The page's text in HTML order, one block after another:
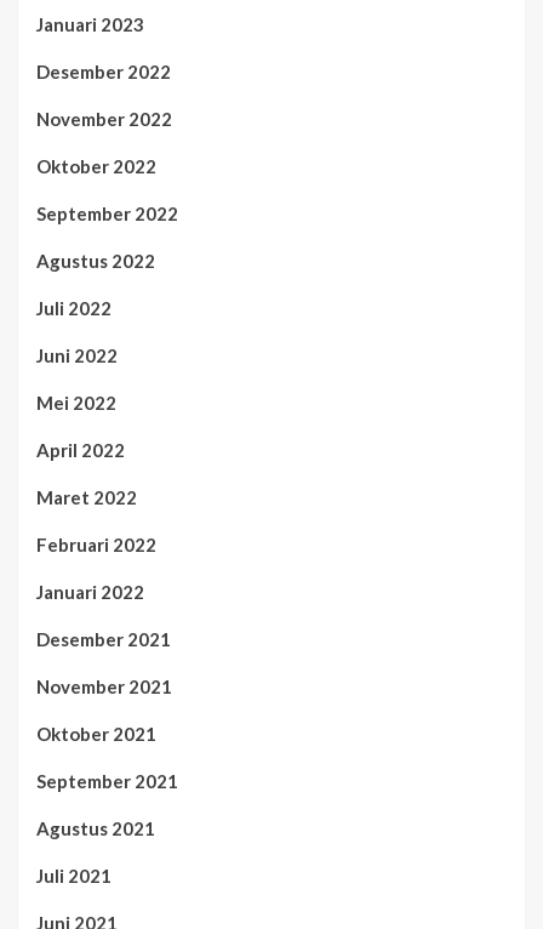
Januari 2023
Desember 2022
November 2022
Oktober 2022
September 2022
Agustus 2022
Juli 2022
Juni 2022
Mei 2022
April 2022
Maret 2022
Februari 2022
Januari 2022
Desember 2021
November 2021
Oktober 2021
September 2021
Agustus 2021
Juli 2021
Juni 2021